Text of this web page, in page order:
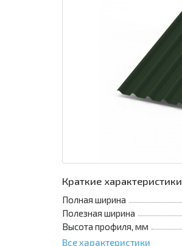
Краткие характеристики
Полная ширина
Полезная ширина
Высота профиля, мм
Все характеристики